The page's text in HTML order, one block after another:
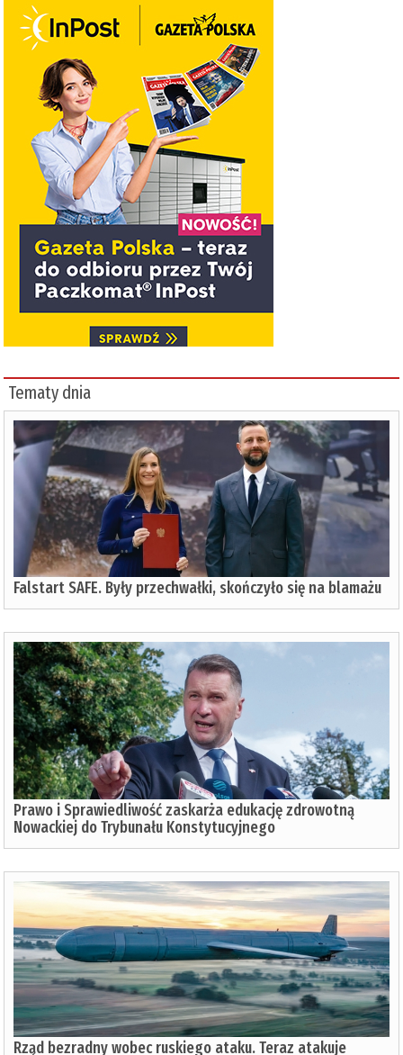
Tematy dnia
Falstart SAFE. Były przechwałki, skończyło się na blamażu
Prawo i Sprawiedliwość zaskarża edukację zdrowotną
Nowackiej do Trybunału Konstytucyjnego
Rząd bezradny wobec ruskiego ataku. Teraz atakuje